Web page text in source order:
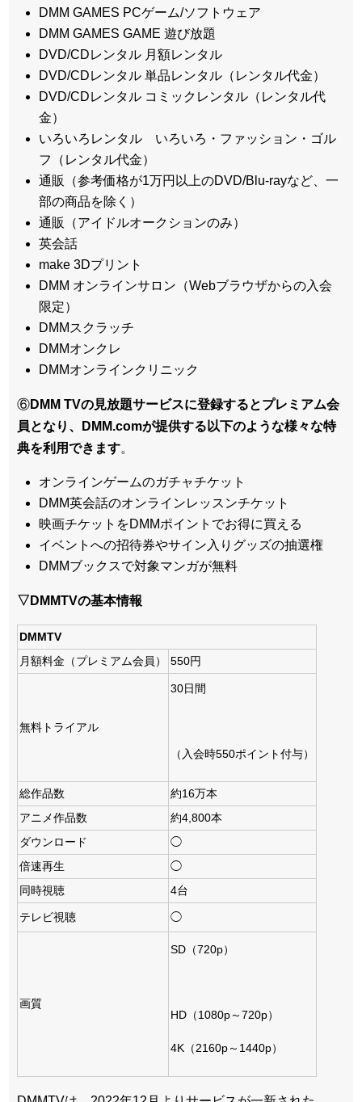
DMM GAMES PCゲーム/ソフトウェア
DMM GAMES GAME 遊び放題
DVD/CDレンタル 月額レンタル
DVD/CDレンタル 単品レンタル（レンタル代金）
DVD/CDレンタル コミックレンタル（レンタル代
金）
いろいろレンタル いろいろ・ファッション・ゴル
フ（レンタル代金）
通販（参考価格が1万円以上のDVD/Blu-rayなど、一
部の商品を除く）
通販（アイドルオークションのみ）
英会話
make 3Dプリント
DMM オンラインサロン（Webブラウザからの入会
限定）
DMMスクラッチ
DMMオンクレ
DMMオンラインクリニック
⑥DMM TVの見放題サービスに登録するとプレミアム会
員となり、DMM.comが提供する以下のような様々な特
典を利用できます。
オンラインゲームのガチャチケット
DMM英会話のオンラインレッスンチケット
映画チケットをDMMポイントでお得に買える
イベントへの招待券やサイン入りグッズの抽選権
DMMブックスで対象マンガが無料
▽DMMTVの基本情報
DMMTV
月額料金（プレミアム会員）
550円
無料トライアル
30日間
（入会時550ポイント付与）
総作品数
約16万本
アニメ作品数
約4,800本
ダウンロード
◯
倍速再生
◯
同時視聴
4台
テレビ視聴 ◯
画質
SD（720p）
HD（1080p～720p）
4K（2160p～1440p）